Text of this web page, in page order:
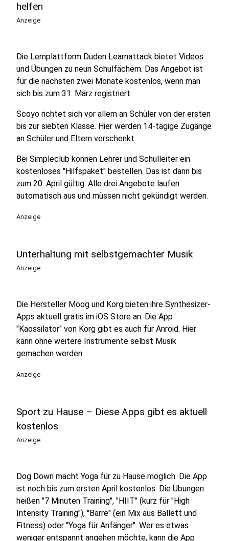
helfen
Anzeige
Die Lernplattform Duden Learnattack bietet Videos
und Übungen zu neun Schulfächern. Das Angebot ist
für die nächsten zwei Monate kostenlos, wenn man
sich bis zum 31. März registriert.
Scoyo richtet sich vor allem an Schüler von der ersten
bis zur siebten Klasse. Hier werden 14-tägige Zugänge
an Schüler und Eltern verschenkt.
Bei Simpleclub können Lehrer und Schulleiter ein
kostenloses "Hilfspaket" bestellen. Das ist dann bis
zum 20. April gültig. Alle drei Angebote laufen
automatisch aus und müssen nicht gekündigt werden.
Anzeige
Unterhaltung mit selbstgemachter Musik
Anzeige
Die Hersteller Moog und Korg bieten ihre Synthesizer-
Apps aktuell gratis im iOS Store an. Die App
"Kaossilator" von Korg gibt es auch für Anroid. Hier
kann ohne weitere Instrumente selbst Musik
gemachen werden.
Anzeige
Sport zu Hause – Diese Apps gibt es aktuell
kostenlos
Anzeige
Dog Down macht Yoga für zu Hause möglich. Die App
ist noch bis zum ersten April kostenlos. Die Übungen
heißen "7 Minuten Training", "HIIT" (kurz für "High
Intensity Training"), "Barre" (ein Mix aus Ballett und
Fitness) oder "Yoga für Anfänger". Wer es etwas
weniger entspannt angehen möchte, kann die App